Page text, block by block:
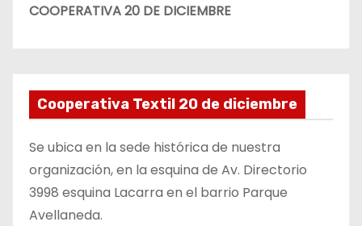
COOPERATIVA 20 DE DICIEMBRE
Cooperativa Textil 20 de diciembre
Se ubica en la sede histórica de nuestra
organización, en la esquina de Av. Directorio
3998 esquina Lacarra en el barrio Parque
Avellaneda.